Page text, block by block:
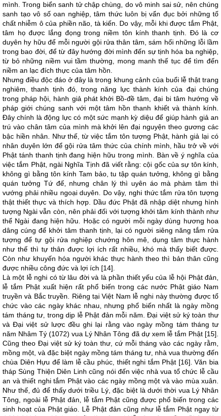
mình. Trong biển sanh tử chập chùng, do vô minh sai sử, nên chúng
sanh tạo vô số oan nghiệp, tâm thức luôn bị vẩn đục bởi những tố
chất nhiễm ô của phiền não, tà kiến. Do vậy, mỗi khi được tắm Phật,
tâm họ được lắng đọng trong niềm tôn kính thanh tịnh. Đó là cơ
duyên hy hữu để mỗi người gội rửa thân tâm, sám hối những lỗi lầm
trong bao đời, để từ đây hướng đời mình đến sự tịnh hóa ba nghiệp,
từ bỏ những niềm vui tầm thường, mong manh thế tục để tìm đến
niềm an lạc đích thực của tâm hồn.
Nhưng điều độc đáo ở đây là trong khung cảnh của buổi lễ thật trang
nghiêm, thanh tịnh đó, trong năng lực thành kính của đại chúng
trong pháp hội, hành giả phát khởi Bồ-đề tâm, đại bi tâm hướng về
pháp giới chúng sanh với một tâm hồn thanh khiết và thành kính.
Đây chính là động lực có một sức mạnh kỳ diệu để giúp hành giả an
trú vào chân tâm của mình mà khởi lên đại nguyện theo gương các
bậc hiền nhân. Như thế, từ việc tắm tôn tượng Phật, hành giả lại có
nhân duyên lớn để gội rửa tâm thức của chính mình, hầu trở về với
Phật tánh thanh tịnh đang hiện hữu trong mình. Bàn về ý nghĩa của
việc tắm Phật, ngài Nghĩa Tịnh đã viết rằng: cội gốc của sự tôn kính,
không gì bằng tôn kính Tam bảo, tu tập quán tưởng, không gì bằng
quán tưởng Tứ đế, nhưng chân lý thì uyên áo mà phàm tâm thì
vướng phải nhiều ngoại duyên. Do vậy, nghi thức tắm rửa tôn tượng
thật thiết thực và thích hợp. Dầu đức Phật đã nhập diệt nhưng hình
tượng Ngài vẫn còn, nên phải đối với tượng khởi tâm kính thành như
thể Ngài đang hiện hữu. Hoặc có người mỗi ngày dùng hương hoa
dâng cúng để khởi tâm thanh tịnh, lại có người siêng năng tắm rửa
tượng để tự gội rửa nghiệp chướng hôn mê, dụng tâm thực hành
như thế thì tự thân được lợi ích rất nhiều, khó mà thấy biết được.
Còn như khuyến hóa người khác thực hành theo thì bản thân cũng
được nhiều công đức và lợi ích [14].
Là một lễ nghi có từ lâu đời và là phần thiết yếu của lễ hội Phật đản,
lễ tắm Phật xuất hiện rất phổ biến trong các nước Phật giáo Nam
truyền và Bắc truyền. Riêng tại Việt Nam lễ nghi này thường được tổ
chức vào các ngày khác nhau, nhưng phổ biến nhất là ngày mồng
tám tháng tư, trong dịp lễ Phật đản mỗi năm. Đại việt sử ký toàn thư
và Đại việt sử lược đều ghi lại rằng vào ngày mồng tám tháng tư
năm Nhâm Tý (1072) vua Lý Nhân Tông đã dự xem lễ tắm Phật [15].
Cũng theo Đại việt sử ký toàn thư, cứ mỗi tháng vào các ngày rằm,
mồng một, và đặc biệt ngày mồng tám tháng tư, nhà vua thường đến
chùa Diên Hựu để làm lễ cầu phúc, thiết nghi tắm Phật [16]. Văn bia
tháp Sùng Thiện Diên Linh cũng nói đến việc nhà vua tổ chức lễ cầu
an và thiết nghi tắm Phật vào các ngày mồng một và vào mùa xuân.
Như thế, đủ để thấy dưới triều Lý, đặc biệt là dưới thời vua Lý Nhân
Tông, ngoài lễ Phật đản, lễ tắm Phật cũng được phổ biến trong các
sinh hoạt của Phật giáo. Lễ Phật đản cũng như lễ tắm Phật ngay từ